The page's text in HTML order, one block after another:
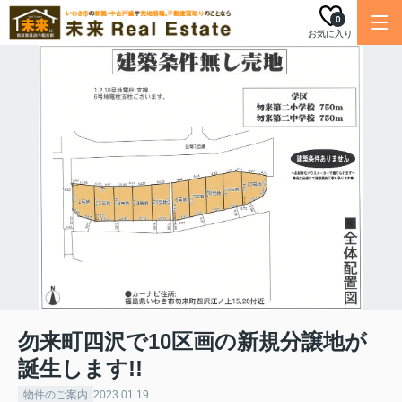
お気に入り
0
勿来町四沢で10区画の新規分譲地が
誕生します!!
物件のご案内 2023.01.19